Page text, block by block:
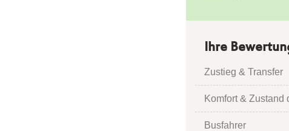
Ihre
Zustieg & Transfer
Komfort & Zustand
Busfahrer